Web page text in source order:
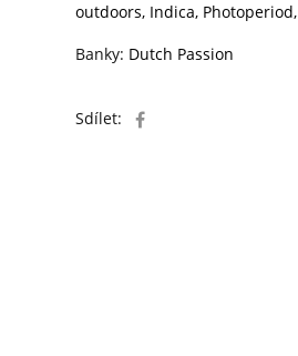
outdoors, Indica, Photoperiod,
Banky: Dutch Passion
Sdílet: